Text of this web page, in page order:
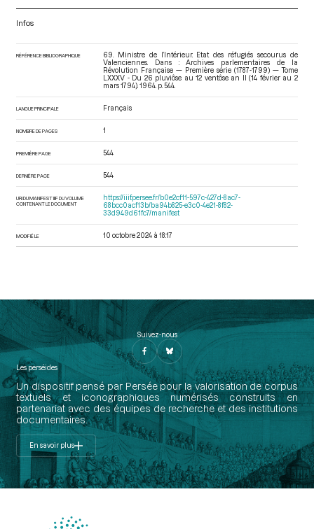
Infos
RÉFÉRENCE BIBLIOGRAPHIQUE
69. Ministre de l’Intérieur. Etat des réfugiés secourus de
Valenciennes. Dans : Archives parlementaires de la
Révolution Française — Première série (1787-1799) — Tome
LXXXV - Du 26 pluviôse au 12 ventôse an II (14 février au 2
mars 1794) . 1964. p. 544.
LANGUE PRINCIPALE Français
NOMBRE DE PAGES 1
PREMIÈRE PAGE 544
DERNIÈRE PAGE 544
URI DU MANIFEST IIIF DU VOLUME
CONTENANT LE DOCUMENT
https://iiif.persee.fr/b0e2cf11-597c-427d-8ac7-
68bcc0acf13b/ba94b825-e3c0-4e21-8f82-
33d949d61fc7/manifest
MODIFIÉ LE 10 octobre 2024 à 18:17
Suivez-nous
Les perséides
Un dispositif pensé par Persée pour la valorisation de corpus
textuels et iconographiques numérisés construits en
partenariat avec des équipes de recherche et des institutions
documentaires.
En savoir plus